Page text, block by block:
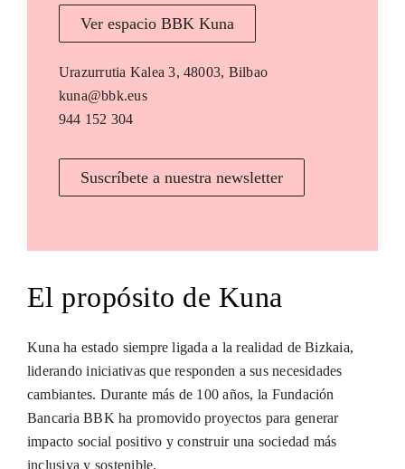
Ver espacio BBK Kuna
Urazurrutia Kalea 3, 48003, Bilbao
kuna@bbk.eus
944 152 304
Suscríbete a nuestra newsletter
El propósito de Kuna
Kuna ha estado siempre ligada a la realidad de Bizkaia,
liderando iniciativas que responden a sus necesidades
cambiantes. Durante más de 100 años, la Fundación
Bancaria BBK ha promovido proyectos para generar
impacto social positivo y construir una sociedad más
inclusiva y sostenible.